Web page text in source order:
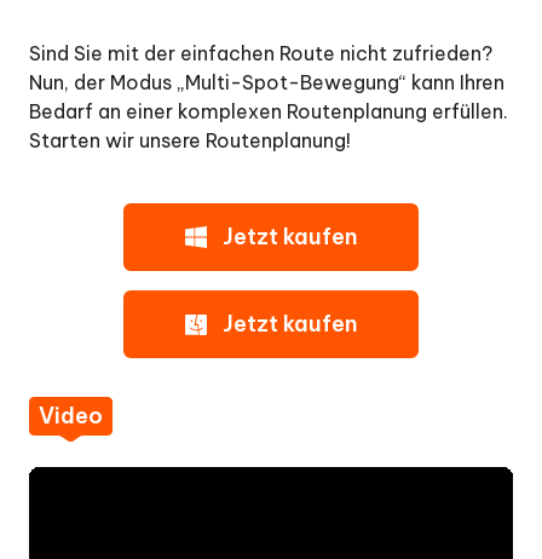
Sind Sie mit der einfachen Route nicht zufrieden?
Nun, der Modus „Multi-Spot-Bewegung“ kann Ihren
Bedarf an einer komplexen Routenplanung erfüllen.
Starten wir unsere Routenplanung!
Jetzt kaufen
Jetzt kaufen
Video